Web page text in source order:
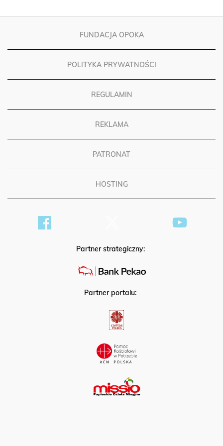
FUNDACJA OPOKA
POLITYKA PRYWATNOŚCI
REGULAMIN
REKLAMA
PATRONAT
HOSTING
Partner strategiczny:
Partner portalu: